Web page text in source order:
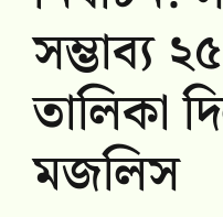
সম্ভাব্য
তালিকা
মজলিস